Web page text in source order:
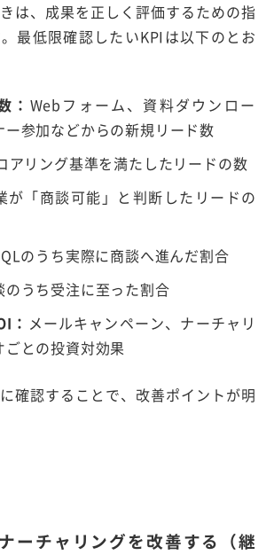
は、成果を正しく評価するための指
最低限確認したいKPIは以下のとお
： Webフォーム、資料ダウンロー
ー参加などからの新規リード数
アリング基準を満たしたリードの数
が「商談可能」と判断したリードの
のうち実際に商談へ進んだ割合
のうち受注に至った割合
： メールキャンペーン、ナーチャリ
ごとの投資対効果
確認することで、改善ポイントが明
ーチャリングを改善する（継